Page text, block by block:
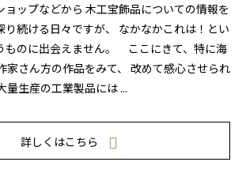
ョップなどから 木工宝飾品についての情報を
り続ける日々ですが、 なかなかこれは！とい
ものに出会えません。 ここにきて、特に海
家さん方の作品をみて、 改めて感心させられ
量生産の工業製品には ...
詳しくはこちら